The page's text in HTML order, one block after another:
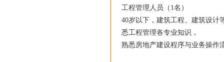
工程管理人员（1名）
40岁以下，建筑工程、建筑设计
悉工程管理各专业知识，
熟悉房地产建设程序与业务操作